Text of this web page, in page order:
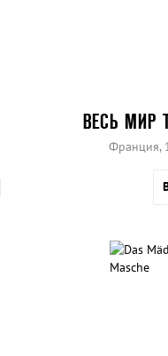
ВЕСЬ МИР
Франция,